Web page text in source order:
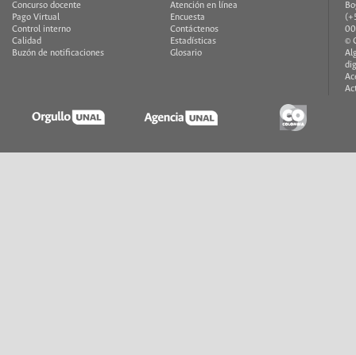
Concurso docente
Pago Virtual
Control interno
Calidad
Buzón de notificaciones
Atención en línea
Encuesta
Contáctenos
Estadísticas
Glosario
©